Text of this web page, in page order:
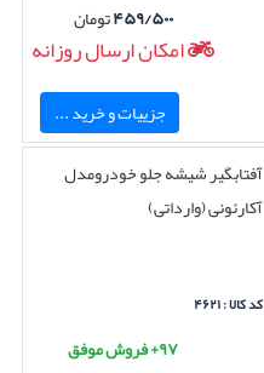
۴۵۹/۵۰۰تومان
امکان ارسال روزانه
جزییات و خرید ...
آفتابگیر شیشه جلو خودرومدل
آکارئونی (وارداتی)
کد کالا : ۴۶۲۱
۹۷+ فروش موفق